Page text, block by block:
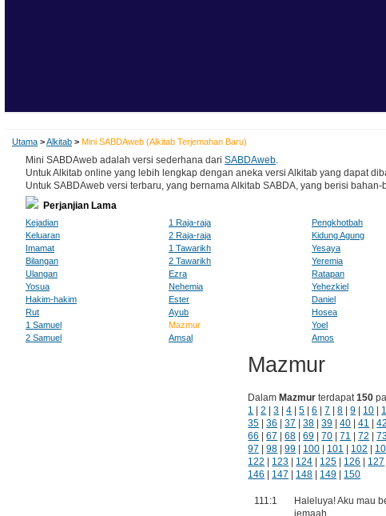
Utama >Alkitab > Mini SABDAweb (Alkitab Terjemahan Baru)
Mini SABDAweb adalah versi sederhana dari SABDAweb.
Untuk Alkitab online yang lebih lengkap dengan aneka versi Alkitab yang dapat
Untuk SABDAweb versi terbaru, yang bernama Alkitab SABDA, yang berisi
Perjanjian Lama
Kejadian
Keluaran
Imamat
Bilangan
Ulangan
Yosua
Hakim-hakim
Rut
1 Samuel
2 Samuel
1 Raja-raja
2 Raja-raja
1 Tawarikh
2 Tawarikh
Ezra
Nehemia
Ester
Ayub
Mazmur
Amsal
Pengkhotbah
Kidung Agung
Yesaya
Yeremia
Ratapan
Yehezkiel
Daniel
Hosea
Yoel
Amos
Mazmur
Dalam Mazmur terdapat150
1 |2 |3 |4 |5 |6 |7 |8 |9 10
35 |36 |37 |38 |39 |40 |41 |42
66 |67 |68 |69 |70 |71 |72 |
97 |98 |99 100 101 102
122
123 124 125 126 127
146
147 148 149 150
111:1
Haleluya! Aku mau
jemaah.